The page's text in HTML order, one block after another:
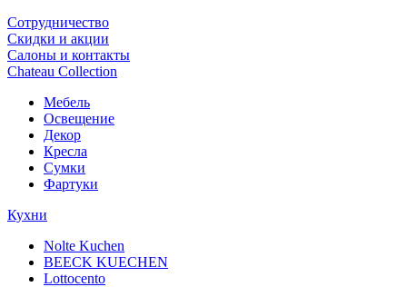
Сотрудничество
Скидки и акции
Салоны и контакты
Chateau Collection
Мебель
Освещение
Декор
Кресла
Сумки
Фартуки
Кухни
Nolte Kuchen
BEECK KUECHEN
Lottocento